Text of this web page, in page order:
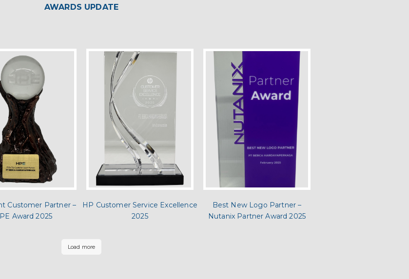
AWARDS UPDATE
Customer Partner –
Award 2025
HP Customer Service Excellence
2025
Best New Logo Partner –
Nutanix Partner Award 2025
Load more